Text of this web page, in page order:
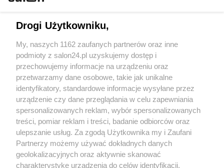
Sport
Społeczeństwo
Kultura
X Facebook Instagram Youtube
Drogi Użytkowniku,
My, naszych 1162 zaufanych partnerów oraz inne
podmioty z salon24.pl uzyskujemy dostęp i
przechowujemy informacje na urządzeniu oraz
przetwarzamy dane osobowe, takie jak unikalne
identyfikatory, standardowe informacje wysyłane przez
urządzenie czy dane przeglądania w celu zapewniania
spersonalizowanych reklam, wybór spersonalizowanych
treści, pomiar reklam i treści, badanie odbiorców oraz
ulepszanie usług. Za zgodą Użytkownika my i Zaufani
Partnerzy możemy używać dokładnych danych
geolokalizacyjnych oraz aktywnie skanować
charakterystykę urządzenia do celów identyfikacji.